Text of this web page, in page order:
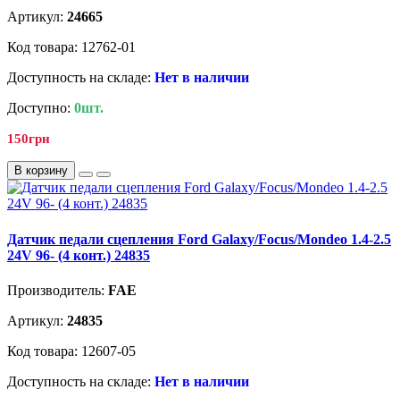
Артикул: 24665
Код товара: 12762-01
Доступность на складе: Нет в наличии
Доступно: 0шт.
150грн
В корзину
Датчик педали сцепления Ford Galaxy/Focus/Mondeo 1.4-2.5
24V 96- (4 конт.) 24835
Производитель: FAE
Артикул: 24835
Код товара: 12607-05
Доступность на складе: Нет в наличии